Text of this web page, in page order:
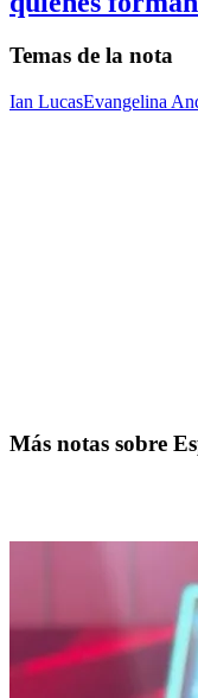
Temas de la nota
Ian LucasEvangelina
Más notas sobre